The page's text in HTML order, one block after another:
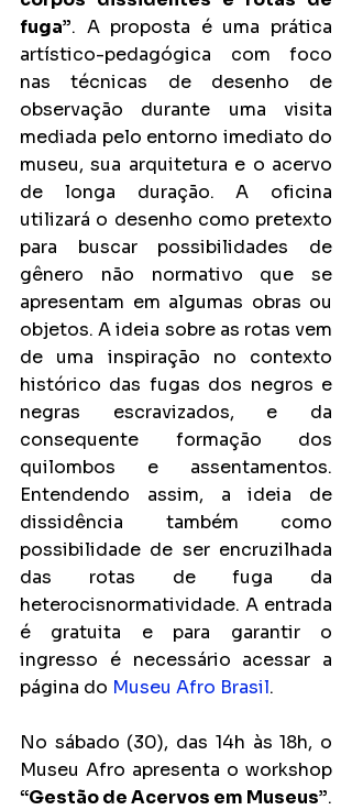
fuga”. A proposta é uma prática
artístico-pedagógica com foco
nas técnicas de desenho de
observação durante uma visita
mediada pelo entorno imediato do
museu, sua arquitetura e o acervo
de longa duração. A oficina
utilizará o desenho como pretexto
para buscar possibilidades de
gênero não normativo que se
apresentam em algumas obras ou
objetos. A ideia sobre as rotas vem
de uma inspiração no contexto
histórico das fugas dos negros e
negras escravizados, e da
consequente formação dos
quilombos e assentamentos.
Entendendo assim, a ideia de
dissidência também como
possibilidade de ser encruzilhada
das rotas de fuga da
heterocisnormatividade. A entrada
é gratuita e para garantir o
ingresso é necessário acessar a
página do Museu Afro Brasil.
No sábado (30), das 14h às 18h, o
“Gestão de Acervos em Museus”.